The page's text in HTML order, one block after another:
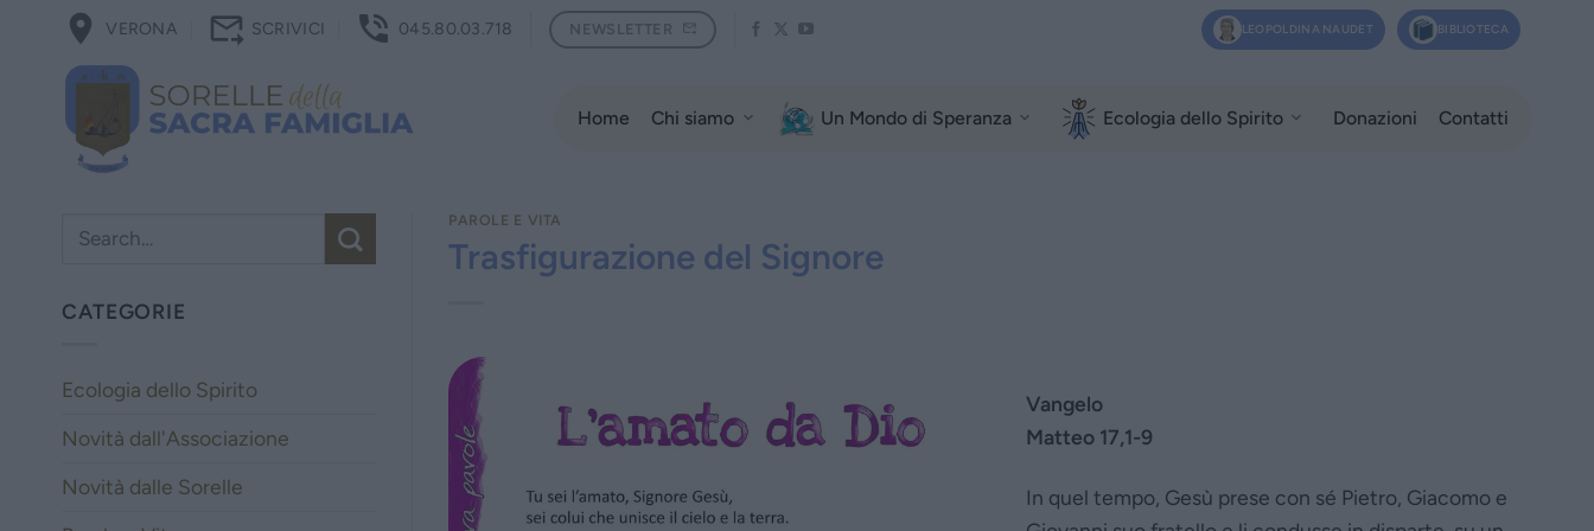
contenuti
VERONA SCRIVICI 045.80.03.718 NEWSLETTER LEOPOLDINA NAUDET BIBLIOTECA
Home Chi siamo Un Mondo di Speranza Ecologia dello Spirito Donazioni Contatti
CATEGORIE
Ecologia dello Spirito
Novità dall'Associazione
Novità dalle Sorelle
PAROLE E VITA
Trasfigurazione del Signore
Vangelo
Matteo 17,1-9
In quel tempo, Gesù prese con sé Pietro, Giacomo e